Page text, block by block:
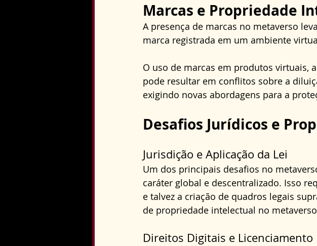
Marcas e Propriedade
A presença de marcas no metaverso
marca registrada em um ambiente
O uso de marcas em produtos virtuais,
pode resultar em conflitos sobre a
exigindo novas abordagens para a
Desafios Jurídicos e
Jurisdição e Aplicação da Lei
Um dos principais desafios no
caráter global e descentralizado. Isso
e talvez a criação de quadros legais
de propriedade intelectual no
Direitos Digitais e Licenciamento